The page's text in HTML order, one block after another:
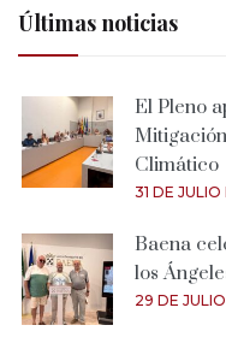
Últimas noticias
El Pleno
Climático
31 DE
Baena
los
29 DE